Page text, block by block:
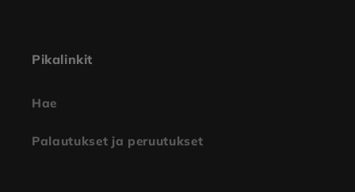
Pikalinkit
Hae
Palautukset ja peruutukset